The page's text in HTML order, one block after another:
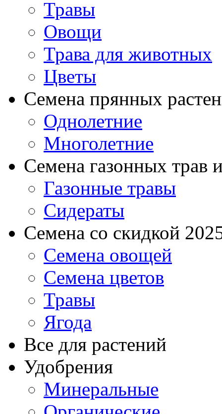
Травы
Овощи
Трава для животных
Цветы
Семена прянных
Однолетние
Многолетние
Семена газонных трав
Газонные травы
Сидераты
Семена со скидкой
Семена овощей
Семена цветов
Травы
Ягода
Все для растений
Удобрения
Минеральные